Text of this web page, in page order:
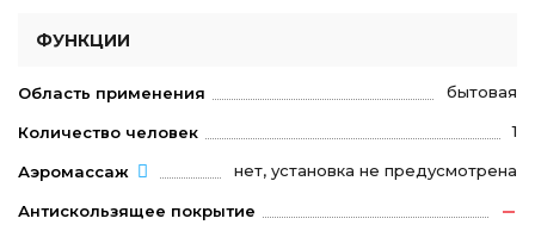
ФУНКЦИИ
Область применения бытовая
Количество человек 1
Аэромассаж нет, установка не предусмотрена
Антискользящее покрытие